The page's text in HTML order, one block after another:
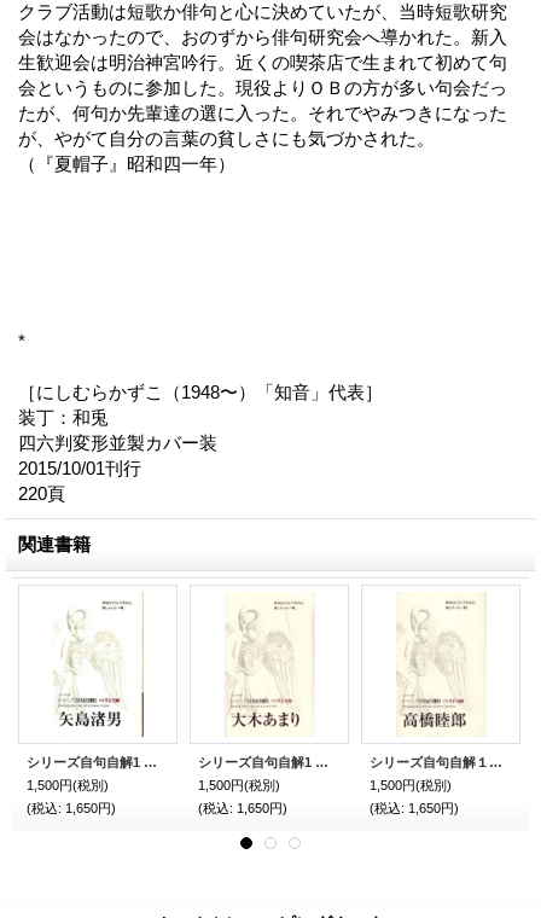
クラブ活動は短歌か俳句と心に決めていたが、当時短歌研究
会はなかったので、おのずから俳句研究会へ導かれた。新入
生歓迎会は明治神宮吟行。近くの喫茶店で生まれて初めて句
会というものに参加した。現役よりＯＢの方が多い句会だっ
たが、何句か先輩達の選に入った。それでやみつきになった
が、やがて自分の言葉の貧しさにも気づかされた。
（『夏帽子』昭和四一年）
*
［にしむらかずこ（1948〜）「知音」代表］
装丁：和兎
四六判変形並製カバー装
2015/10/01刊行
220頁
関連書籍
シリーズ自句自解1 ベスト100 『矢島渚男』（やじまなぎさお）
1,500円(税別)
(税込: 1,650円)
シリーズ自句自解1 ベスト100 『大木あまり』（おおきあまり）
1,500円(税別)
(税込: 1,650円)
シリーズ自句自解１ベスト100『高橋睦郎』（たかはしむつお）
1,500円(税別)
(税込: 1,650円)